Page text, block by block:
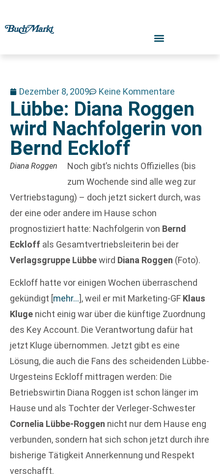
Dezember 8, 2009 Keine Kommentare
Lübbe: Diana Roggen
wird Nachfolgerin von
Bernd Eckloff
Diana Roggen
Noch gibt’s nichts Offizielles (bis
zum Wochende sind alle weg zur
Vertriebstagung) – doch jetzt sickert durch, was
der eine oder andere im Hause schon
prognostiziert hatte: Nachfolgerin von Bernd
Eckloff als Gesamtvertriebsleiterin bei der
Verlagsgruppe Lübbewird Diana Roggen (Foto).
Eckloff hatte vor einigen Wochen überraschend
gekündigt [mehr…], weil er mit Marketing-GF Klaus
Kluge nicht einig war über die künftige Zuordnung
des Key Account. Die Verantwortung dafür hat
jetzt Kluge übernommen. Jetzt gibt es eine
Lösung, die auch die Fans des scheidenden Lübbe-
Urgesteins Eckloff mittragen werden: Die
Betriebswirtin Diana Roggen ist schon länger im
Hause und als Tochter der Verleger-Schwester
Cornelia Lübbe-Roggen nicht nur dem Hause eng
verbunden, sondern hat sich schon jetzt durch ihre
bisherige Tätigkeit Annerkennung und Respekt
verschafft.